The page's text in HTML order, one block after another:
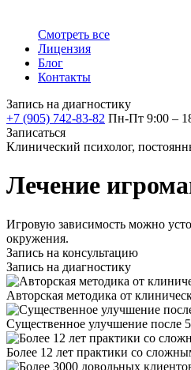
Смотреть все
Лицензия
Блог
Контакты
Запись на диагностику
+7 (905) 742-83-82 Пн-Пт 9:00 –
Записаться
Клинический психолог,
Лечение
Игровую зависимость можно
окружения.
Запись на консультацию
Запись на диагностику
Авторская методика от
Существенное улучшение после
Более 12 лет практики со